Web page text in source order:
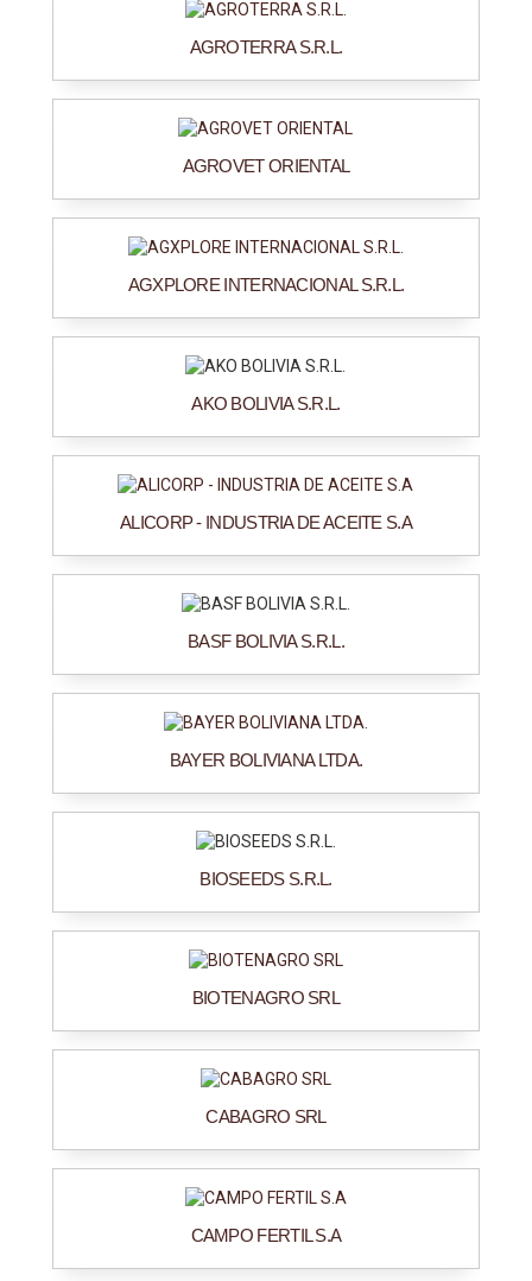
AGROTERRA S.R.L.
AGROVET ORIENTAL
AGXPLORE INTERNACIONAL S.R.L.
AKO BOLIVIA S.R.L.
ALICORP - INDUSTRIA DE ACEITE S.A
BASF BOLIVIA S.R.L.
BAYER BOLIVIANA LTDA.
BIOSEEDS S.R.L.
BIOTENAGRO SRL
CABAGRO SRL
CAMPO FERTIL S.A